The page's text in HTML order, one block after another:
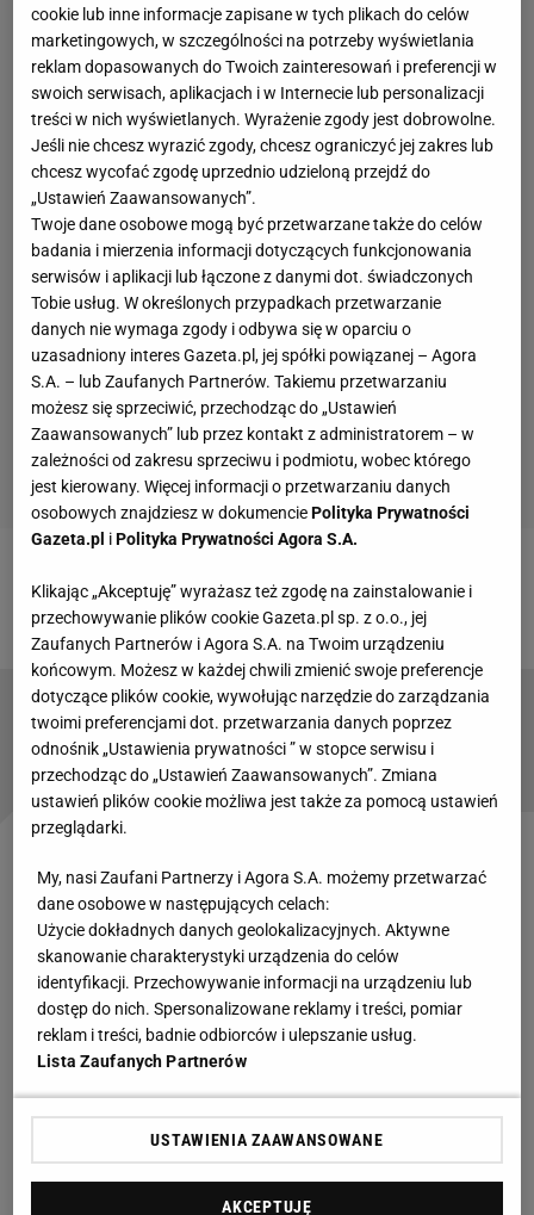
Zobacz wideo Historyczny moment dla polskiego
tenisa. "Trudno to będzie powtórzyć"
Zaskakujące kulisy odmowy wjazdu dla Novaka
Djokovicia do USA
SUBSKRYPCJA
"Większość zawodniczek kuli się przed Świątek,
ale..."
- Iga Świątek wygrała już w Indian Wells, ale
pretendentki ustawiają się w kolejce. Polka jest
numerem 1 na świecie, aleAryna Sabalenka
WTA) zwyciężyła w Australian Open, a Barbora
Krejcikova (16. WTA) pokonała Świątek w Dubaju -
zauważa brytyjski dziennik "The Guardian". W
artykule zapowiadającym turniej dziennikarze piszą,
że Iga Świątek w Dubaju w pełni odbudowała swoją
cookie lub inne informacje zapisane w tych plikach do celów
marketingowych, w szczególności na potrzeby wyświetlania
reklam dopasowanych do Twoich zainteresowań i preferencji w
swoich serwisach, aplikacjach i w Internecie lub personalizacji
treści w nich wyświetlanych. Wyrażenie zgody jest dobrowolne.
Jeśli nie chcesz wyrazić zgody, chcesz ograniczyć jej zakres lub
chcesz wycofać zgodę uprzednio udzieloną przejdź do
„Ustawień Zaawansowanych”.
Twoje dane osobowe mogą być przetwarzane także do celów
badania i mierzenia informacji dotyczących funkcjonowania
serwisów i aplikacji lub łączone z danymi dot. świadczonych
Tobie usług. W określonych przypadkach przetwarzanie
danych nie wymaga zgody i odbywa się w oparciu o
uzasadniony interes Gazeta.pl, jej spółki powiązanej – Agora
S.A. – lub Zaufanych Partnerów. Takiemu przetwarzaniu
możesz się sprzeciwić, przechodząc do „Ustawień
Zaawansowanych” lub przez kontakt z administratorem – w
zależności od zakresu sprzeciwu i podmiotu, wobec którego
jest kierowany. Więcej informacji o przetwarzaniu danych
osobowych znajdziesz w dokumenciePolityka Prywatności
Gazeta.pl iPolityka Prywatności Agora S.A.
Klikając „Akceptuję” wyrażasz też zgodę na zainstalowanie i
przechowywanie plików cookie Gazeta.pl sp. z o.o., jej
Zaufanych Partnerów i Agora S.A. na Twoim urządzeniu
końcowym. Możesz w każdej chwili zmienić swoje preferencje
dotyczące plików cookie, wywołując narzędzie do zarządzania
twoimi preferencjami dot. przetwarzania danych poprzez
odnośnik „Ustawienia prywatności ” w stopce serwisu i
przechodząc do „Ustawień Zaawansowanych”. Zmiana
ustawień plików cookie możliwa jest także za pomocą ustawień
przeglądarki.
My, nasi Zaufani Partnerzy i Agora S.A. możemy przetwarzać
dane osobowe w następujących celach:
Użycie dokładnych danych geolokalizacyjnych. Aktywne
skanowanie charakterystyki urządzenia do celów
identyfikacji. Przechowywanie informacji na urządzeniu lub
dostęp do nich. Spersonalizowane reklamy i treści, pomiar
reklam i treści, badnie odbiorców i ulepszanie usług.
Lista Zaufanych Partnerów
USTAWIENIA ZAAWANSOWANE
AKCEPTUJĘ